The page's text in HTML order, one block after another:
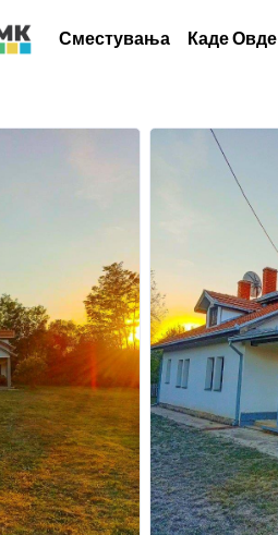
Сместувања Каде Овде